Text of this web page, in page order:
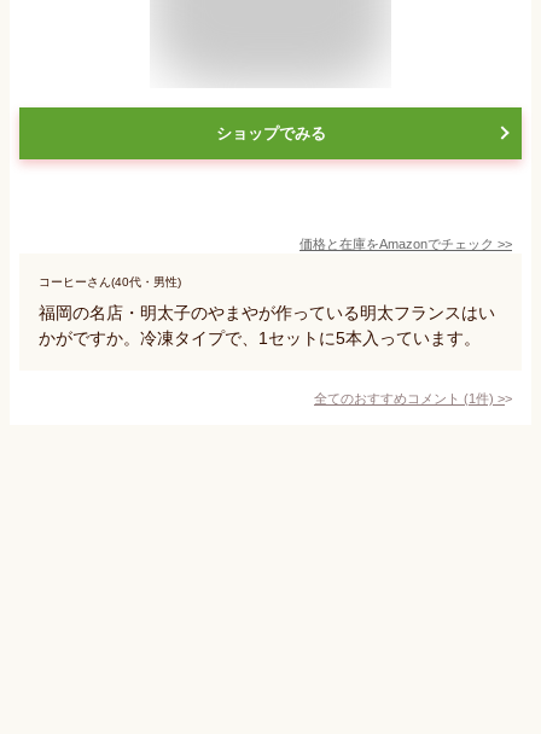
ショップでみる
価格と在庫をAmazonでチェック >>
コーヒーさん(40代・男性)
福岡の名店・明太子のやまやが作っている明太フランスはい
かがですか。冷凍タイプで、1セットに5本入っています。
全てのおすすめコメント (1件) >